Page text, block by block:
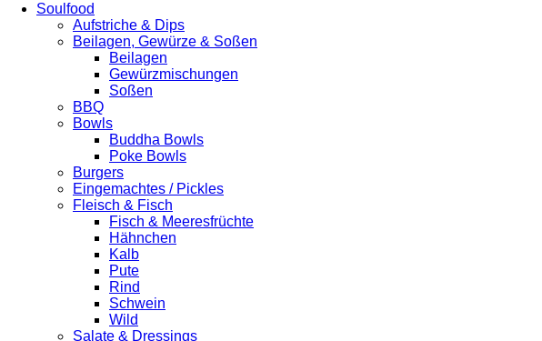
Soulfood
Aufstriche & Dips
Beilagen, Gewürze & Soßen
Beilagen
Gewürzmischungen
Soßen
BBQ
Bowls
Buddha Bowls
Poke Bowls
Burgers
Eingemachtes / Pickles
Fleisch & Fisch
Fisch & Meeresfrüchte
Hähnchen
Kalb
Pute
Rind
Schwein
Wild
Salate & Dressings